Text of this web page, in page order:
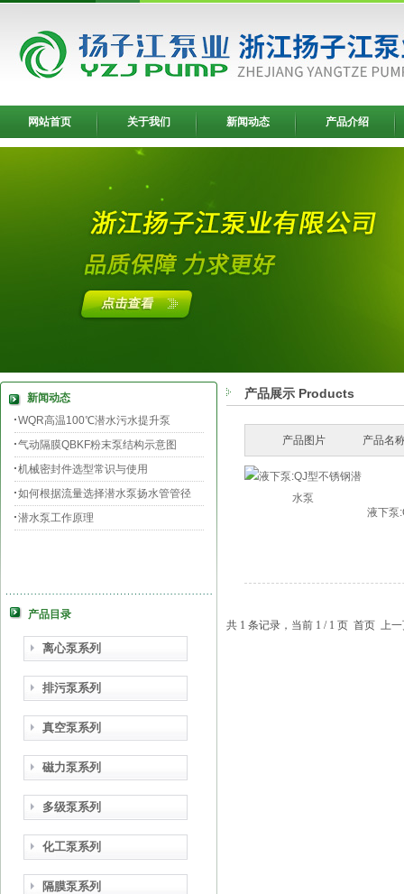
网站首页 关于我们 新闻动态 产品介绍
新闻动态
WQR高温100℃潜水污水提升泵
气动隔膜QBKF粉末泵结构示意图
机械密封件选型常识与使用
如何根据流量选择潜水泵扬水管管径
潜水泵工作原理
产品目录
离心泵系列
排污泵系列
真空泵系列
磁力泵系列
多级泵系列
化工泵系列
隔膜泵系列
产品展示 Products
产品图片 产品名
液下泵
共 1 条记录，当前 1 / 1 页 首页 上